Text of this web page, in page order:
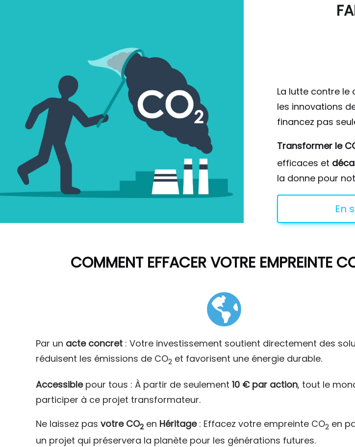
La lutte contre le
les innovations
financez pas
Transformer le
efficaces et
la donne pour
En
COMMENT EFFACER VOTRE EMPREINTE
Par un acte concret : Votre investissement soutient directement des
réduisent les émissions de CO2 et favorisent une énergie durable.
Accessiblepour tous : À partir de seulement10 € par action, tout le
participer à ce projet transformateur.
Ne laissez pasvotre CO2 en Héritage: Effacez votre empreinte CO2 en
un projet qui préservera la planète pour les générations futures.